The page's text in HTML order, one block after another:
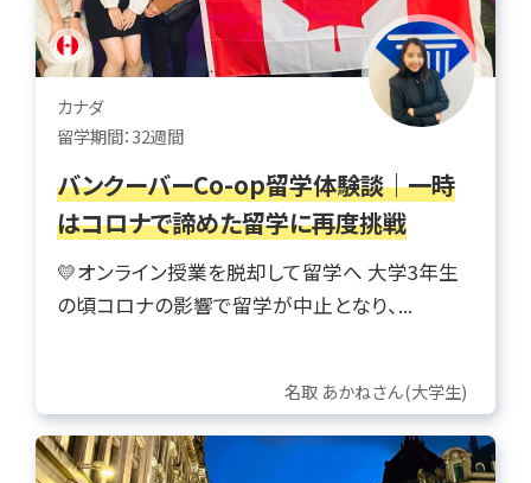
カナダ
留学期間：32週間
バンクーバーCo-op留学体験談｜一時
はコロナで諦めた留学に再度挑戦
💛オンライン授業を脱却して留学へ 大学3年生
の頃コロナの影響で留学が中止となり、...
名取 あかねさん(大学生)